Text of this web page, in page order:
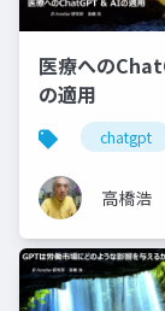
医療への
の適用
chatgpt
高橋浩